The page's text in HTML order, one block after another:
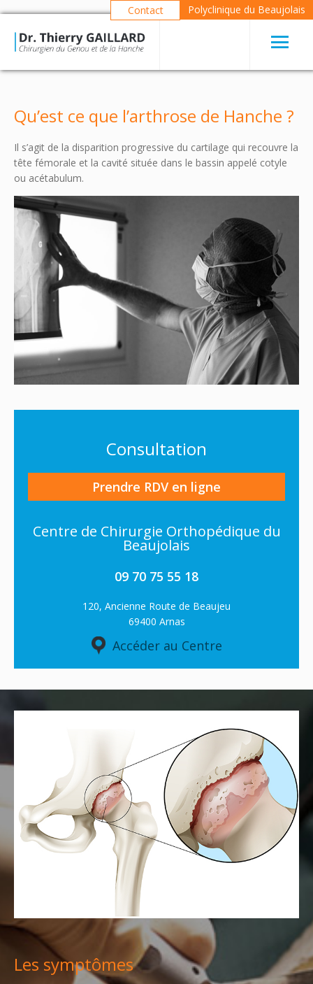
Polyclinique du Beaujolais
Contact
Qu’est ce que l’arthrose de Hanche ?
Il s’agit de la disparition progressive du cartilage qui recouvre la
tête fémorale et la cavité située dans le bassin appelé cotyle
ou acétabulum.
Consultation
Prendre RDV en ligne
Centre de Chirurgie Orthopédique du
Beaujolais
09 70 75 55 18
120, Ancienne Route de Beaujeu
69400 Arnas
Accéder au Centre
Les symptômes